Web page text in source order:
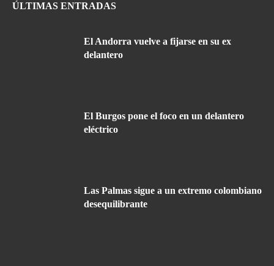
ÚLTIMAS ENTRADAS
El Andorra vuelve a fijarse en su ex
delantero
El Burgos pone el foco en un delantero
eléctrico
Las Palmas sigue a un extremo colombiano
desequilibrante